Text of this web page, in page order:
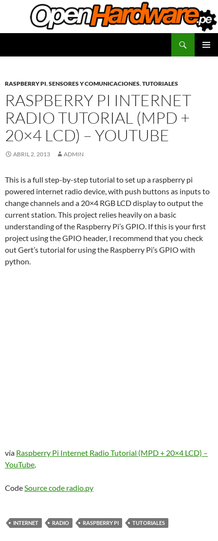
contenido
RASPBERRY PI,SENSORES Y COMUNICACIONES,TUTORIALES
RASPBERRY PI INTERNET
RADIO TUTORIAL (MPD +
20×4 LCD) – YOUTUBE
ABRIL 2, 2013 ADMIN
This is a full step-by-step tutorial to set up a raspberry pi
powered internet radio device, with push buttons as inputs to
change channels and a 20×4 RGB LCD display to output the
current station. This project relies heavily on a basic
understanding of the Raspberry Pi’s GPIO. If this is your first
project using the GPIO header, I recommend that you check
out Gert’s tutorial for using the Raspberry Pi’s GPIO with
python.
vía Raspberry Pi Internet Radio Tutorial (MPD + 20×4 LCD) –
YouTube.
CodeSource code radio.py
INTERNET RADIO RASPBERRY PI TUTORIALES